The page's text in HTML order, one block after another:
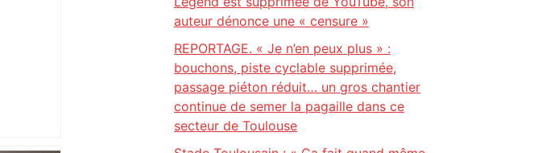
auteur dénonce une « censure »
REPORTAGE. « Je n’en peux plus » :
bouchons, piste cyclable supprimée,
passage piéton réduit… un gros chantier
continue de semer la pagaille dans ce
secteur de Toulouse